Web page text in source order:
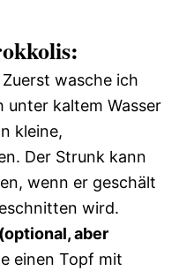
Zuerst wasche ich
unter kaltem Wasser
kleine,
Der Strunk kann
wenn er geschält
wird.
aber
einen Topf mit